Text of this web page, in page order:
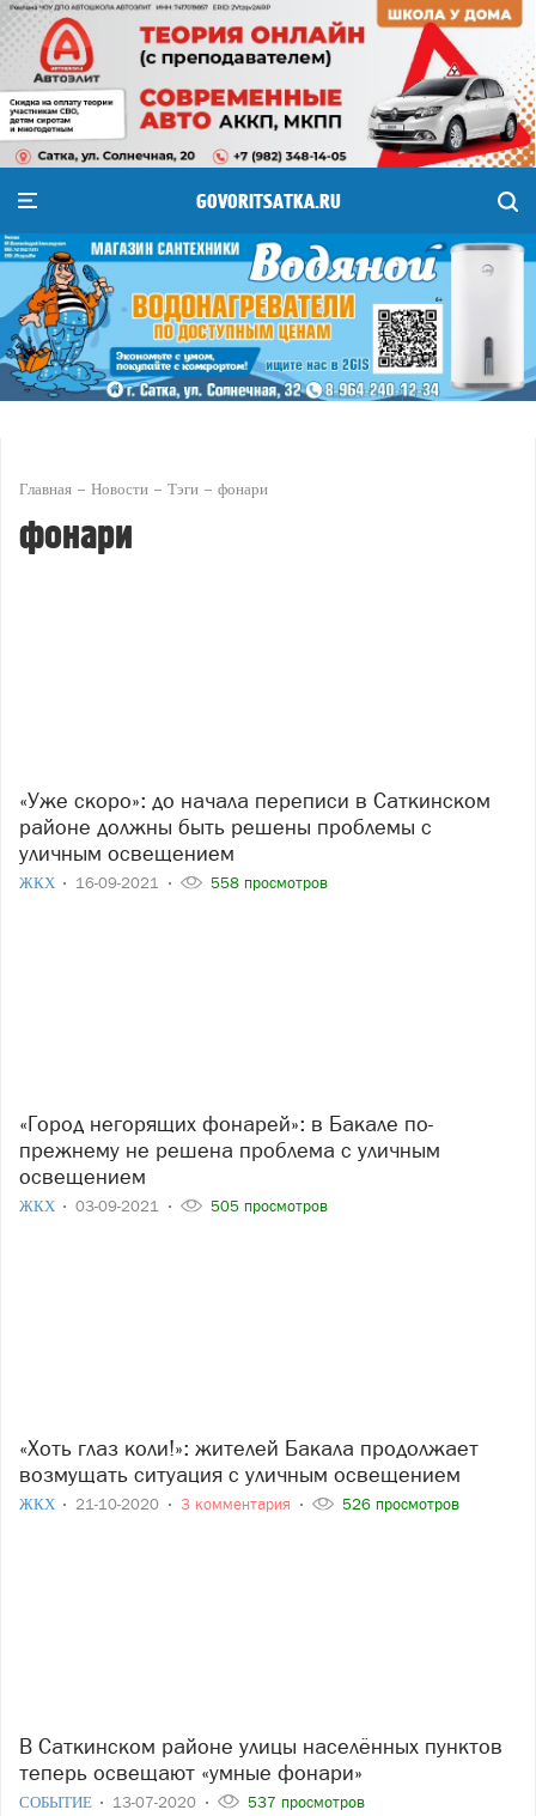
GOVORITSATKA.RU
Главная Новости Тэги фонари
фонари
«Уже скоро»: до начала переписи в Саткинском
районе должны быть решены проблемы с
уличным освещением
ЖКХ 16-09-2021 558 просмотров
«Город негорящих фонарей»: в Бакале по-
прежнему не решена проблема с уличным
освещением
ЖКХ 03-09-2021 505 просмотров
«Хоть глаз коли!»: жителей Бакала продолжает
возмущать ситуация с уличным освещением
ЖКХ 21-10-2020 3 комментария 526 просмотров
В Саткинском районе улицы населённых пунктов
теперь освещают «умные фонари»
СОБЫТИЕ 13-07-2020 537 просмотров